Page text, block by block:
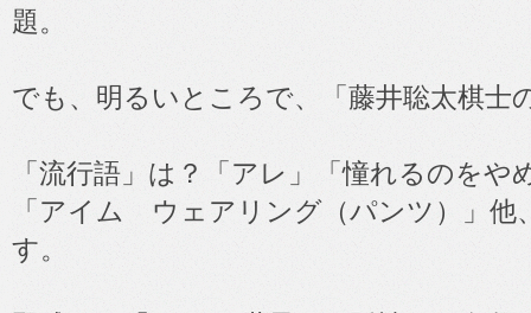
題。
でも、明るいところで、「藤井聡太棋士
「流行語」は？「アレ」「憧れるのを
「アイム ウェアリング（パンツ）」他
す。